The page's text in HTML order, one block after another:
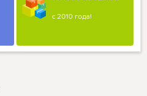
с 2010 года!